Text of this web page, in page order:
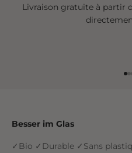
Livraison gratuite à partir
Besser im Glas
✓Bio ✓Durable ✓Sans